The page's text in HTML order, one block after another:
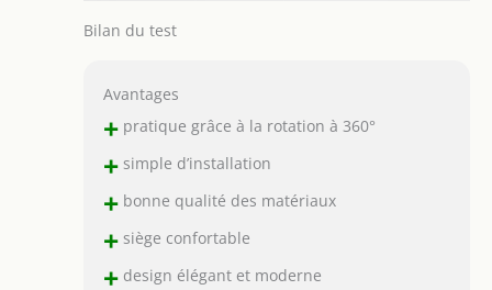
Bilan du test
Avantages
+pratique grâce à la rotation à 360°
+simple d’installation
+bonne qualité des matériaux
+siège confortable
+design élégant et moderne